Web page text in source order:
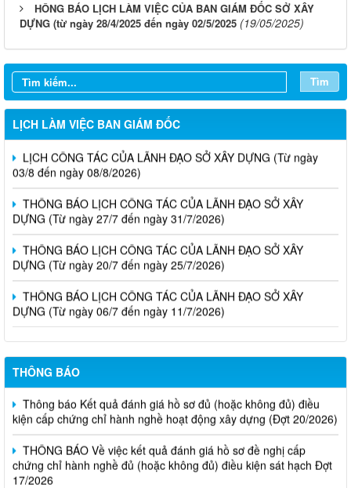
HÔNG BÁO LỊCH LÀM VIỆC CỦA BAN GIÁM ĐỐC SỞ XÂY
DỰNG (từ ngày 28/4/2025 đến ngày 02/5/2025 (19/05/2025)
Tìm
LỊCH LÀM VIỆC BAN GIÁM ĐỐC
LỊCH CÔNG TÁC CỦA LÃNH ĐẠO SỞ XÂY DỰNG (Từ ngày
03/8 đến ngày 08/8/2026)
THÔNG BÁO LỊCH CÔNG TÁC CỦA LÃNH ĐẠO SỞ XÂY
DỰNG (Từ ngày 27/7 đến ngày 31/7/2026)
THÔNG BÁO LỊCH CÔNG TÁC CỦA LÃNH ĐẠO SỞ XÂY
DỰNG (Từ ngày 20/7 đến ngày 25/7/2026)
THÔNG BÁO LỊCH CÔNG TÁC CỦA LÃNH ĐẠO SỞ XÂY
DỰNG (Từ ngày 06/7 đến ngày 11/7/2026)
THÔNG BÁO
Thông báo Kết quả đánh giá hồ sơ đủ (hoặc không đủ) điều
kiện cấp chứng chỉ hành nghề hoạt động xây dựng (Đợt 20/2026)
THÔNG BÁO Về việc kết quả đánh giá hồ sơ đề nghị cấp
chứng chỉ hành nghề đủ (hoặc không đủ) điều kiện sát hạch Đợt
17/2026